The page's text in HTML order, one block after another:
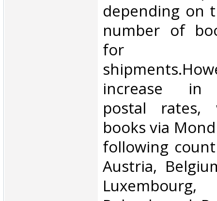
depending on
number of
for
increase in
postal
books via
following
Austria,